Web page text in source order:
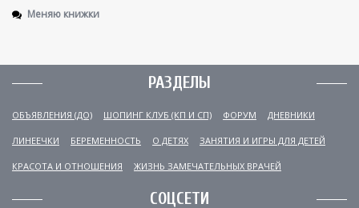
Меняю книжки
РАЗДЕЛЫ
ОБЪЯВЛЕНИЯ (ДО) ШОПИНГ КЛУБ (КП И СП) ФОРУМ ДНЕВНИКИ
ЛИНЕЕЧКИ БЕРЕМЕННОСТЬ О ДЕТЯХ ЗАНЯТИЯ И ИГРЫ ДЛЯ ДЕТЕЙ
КРАСОТА И ОТНОШЕНИЯ ЖИЗНЬ ЗАМЕЧАТЕЛЬНЫХ ВРАЧЕЙ
СОЦСЕТИ